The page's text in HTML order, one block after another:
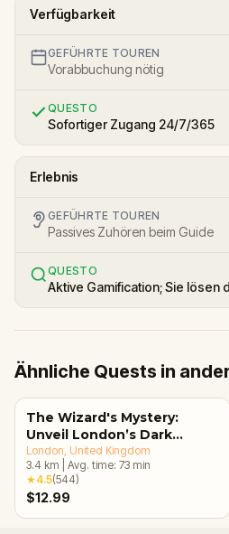
Verfügbarkeit
GEFÜHRTE TOUREN
Vorabbuchung nötig
QUESTO
Sofortiger Zugang 24/7/365
Erlebnis
GEFÜHRTE TOUREN
Passives Zuhören beim Guide
QUESTO
Aktive Gamification; Sie lösen
Ähnliche Quests in
The Wizard's Mystery:
Unveil London’s Dark
Secrets Escape Game
London , United Kingdom
3.4 km Avg. time: 73 min
★4.5(544)
$12.99